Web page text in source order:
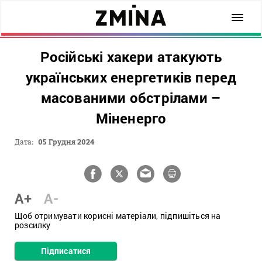
Російські хакери атакують
українських енергетиків перед
масованими обстрілами –
Міненерго
Дата: 05 Грудня 2024
A+ A-
Щоб отримувати корисні матеріали, підпишіться на
розсилку
Підписатися